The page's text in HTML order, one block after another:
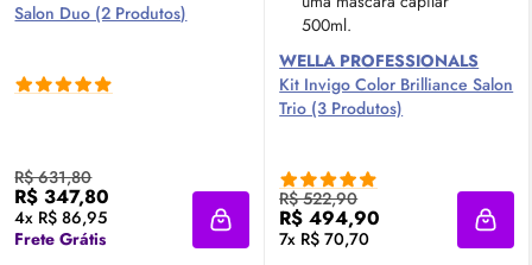
Salon Duo (2 Produtos)
R$ 631,80
R$ 347,80
4x R$ 86,95
Frete Grátis
Adicionar à sacola
WELLA PROFESSIONALS
Kit Invigo Color Brilliance Salon
Trio (3 Produtos)
R$ 522,90
R$ 494,90
7x R$ 70,70